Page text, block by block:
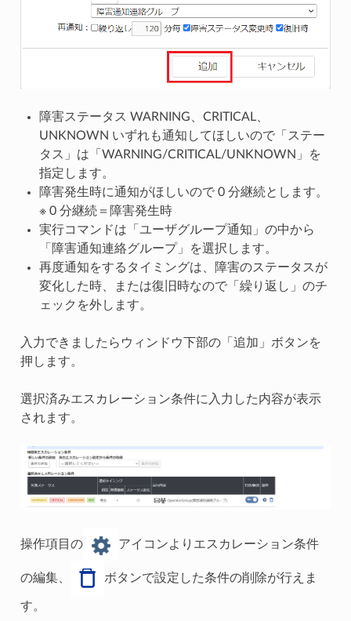
障害ステータス WARNING、CRITICAL、
UNKNOWN いずれも通知してほしいので「ステー
タス」は「WARNING/CRITICAL/UNKNOWN」を
指定します。
障害発生時に通知がほしいので 0 分継続とします。
※ 0 分継続＝障害発生時
実行コマンドは「ユーザグループ通知」の中から
「障害通知連絡グループ」を選択します。
再度通知をするタイミングは、障害のステータスが
変化した時、または復旧時なので「繰り返し」のチ
ェックを外します。
入力できましたらウィンドウ下部の「追加」ボタンを
押します。
選択済みエスカレーション条件に入力した内容が表示
されます。
操作項目の アイコンよりエスカレーション条件
の編集、 ボタンで設定した条件の削除が行えま
す。